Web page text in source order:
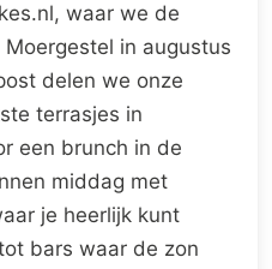
waar we de
in augustus
delen we onze
terrasjes in
een brunch in de
middag met
je heerlijk kunt
bars waar de zon